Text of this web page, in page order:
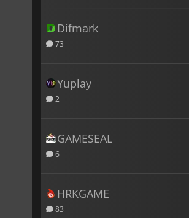
Difmark
73
Yuplay
2
GAMESEAL
6
HRKGAME
83